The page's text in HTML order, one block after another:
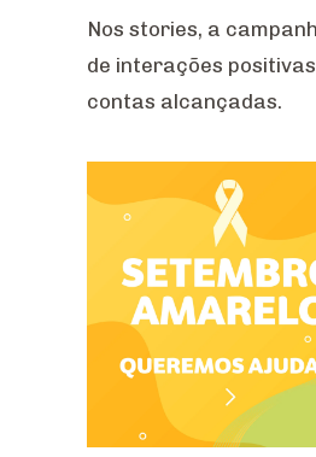
Nos stories, a
de interações
contas alcançadas.